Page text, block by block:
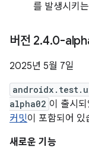
를 발생시키
버전 2.4.0-
2025년 5월 7일
alpha02 이 출시
커밋이 포함되어 있
새로운 기능